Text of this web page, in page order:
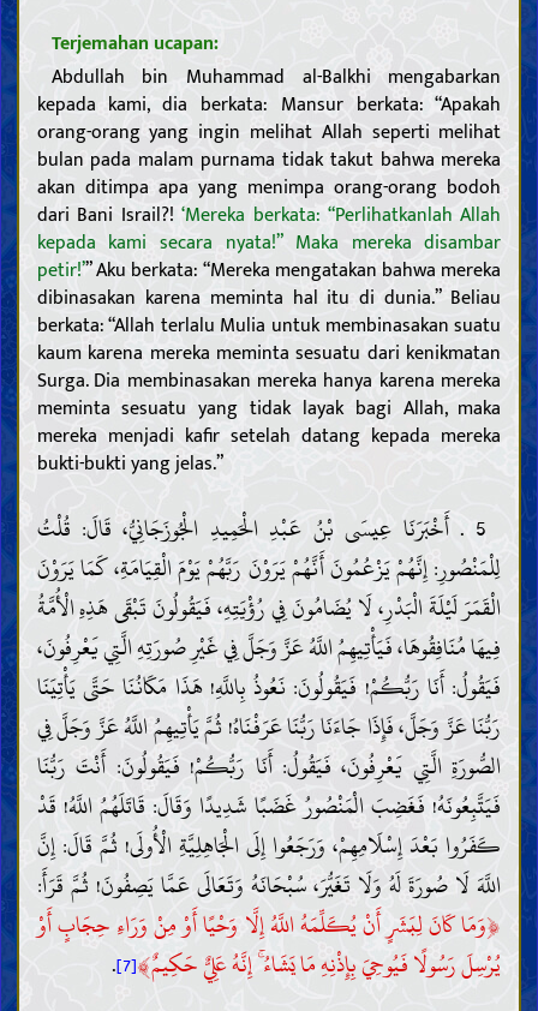
Terjemahan ucapan:
Abdullah bin Muhammad al-Balkhi mengabarkan
kepada kami, dia berkata: Mansur berkata: “Apakah
orang-orang yang ingin melihat Allah seperti melihat
bulan pada malam purnama tidak takut bahwa mereka
akan ditimpa apa yang menimpa orang-orang bodoh
dari Bani Israil?! ‘Mereka berkata: “Perlihatkanlah Allah
kepada kami secara nyata!” Maka mereka disambar
petir!’” Aku berkata: “Mereka mengatakan bahwa mereka
dibinasakan karena meminta hal itu di dunia.” Beliau
berkata: “Allah terlalu Mulia untuk membinasakan suatu
kaum karena mereka meminta sesuatu dari kenikmatan
Surga. Dia membinasakan mereka hanya karena mereka
meminta sesuatu yang tidak layak bagi Allah, maka
mereka menjadi kafir setelah datang kepada mereka
bukti-bukti yang jelas.”
5 . أَخْبَرَنَا عِيسَى بْنُ عَبْدِ الْحَمِيدِ الْجُوزَجَانِيُّ، قَالَ: قُلْتُ
لِلْمَنْصُورِ: إِنَّهُمْ يَزْعُمُونَ أَنَّهُمْ يَرَوْنَ رَبَّهُمْ يَوْمَ الْقِيَامَةِ، كَمَا يَرَوْنَ
الْقَمَرَ لَيْلَةَ الْبَدْرِ، لَا يُضَامُونَ فِي رُؤْيَتِهِ، فَيَقُولُونَ تَبْقَى هَذِهِ الْأُمَّةُ
فِيهَا مُنَافِقُوهَا، فَيَأْتِيهِمُ اللَّهُ عَزَّ وَجَلَّ فِي غَيْرِ صُورَتِهِ الَّتِي يَعْرِفُونَ،
فَيَقُولُ: أَنَا رَبُّكُمْ! فَيَقُولُونَ: نَعُوذُ بِاللَّهِ! هَذَا مَكَانُنَا حَتَّى يَأْتِيَنَا
رَبُّنَا عَزَّ وَجَلَّ، فَإِذَا جَاءَنَا رَبُّنَا عَرَفْنَاهُ! ثُمَّ يَأْتِيهِمُ اللَّهُ عَزَّ وَجَلَّ فِي
الصُّورَةِ الَّتِي يَعْرِفُونَ، فَيَقُولُ: أَنَا رَبُّكُمْ! فَيَقُولُونَ: أَنْتَ رَبُّنَا
فَيَتَّبِعُونَهُ! فَغَضِبَ الْمَنْصُورُ غَضَبًا شَدِيدًا وَقَالَ: قَاتَلَهُمُ اللَّهُ! قَدْ
كَفَرُوا بَعْدَ إِسْلَامِهِمْ، وَرَجَعُوا إِلَى الْجَاهِلِيَّةِ الْأُولَى! ثُمَّ قَالَ: إِنَّ
اللَّهَ لَا صُورَةَ لَهُ وَلَا تَغَيُّرَ، سُبْحَانَهُ وَتَعَالَى عَمَّا يَصِفُونَ! ثُمَّ قَرَأَ:
﴿وَمَا كَانَ لِبَشَرٍ أَنْ يُكَلِّمَهُ اللَّهُ إِلَّا وَحْيًا أَوْ مِنْ وَرَاءِ حِجَابٍ أَوْ
يُرْسِلَ رَسُولًا فَيُوحِيَ بِإِذْنِهِ مَا يَشَاءُ ۚ إِنَّهُ عَلِيٌّ حَكِيمٌ﴾[7]
.